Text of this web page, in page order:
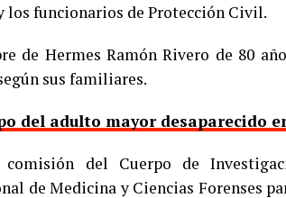
los funcionarios de Protección Civil.
de Hermes Ramón Rivero de 80
sus familiares.
del adulto mayor desaparecido
del Cuerpo de
de Medicina y Ciencias Forenses